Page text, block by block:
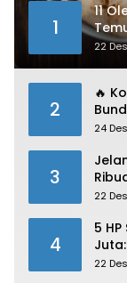
1
11
22
2
🔥
24
3
BBM
22
4
5
22